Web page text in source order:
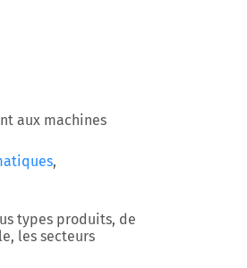
aux machines
,
types produits, de
les secteurs